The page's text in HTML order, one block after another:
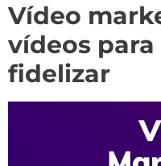
Vídeo
vídeos
fidelizar